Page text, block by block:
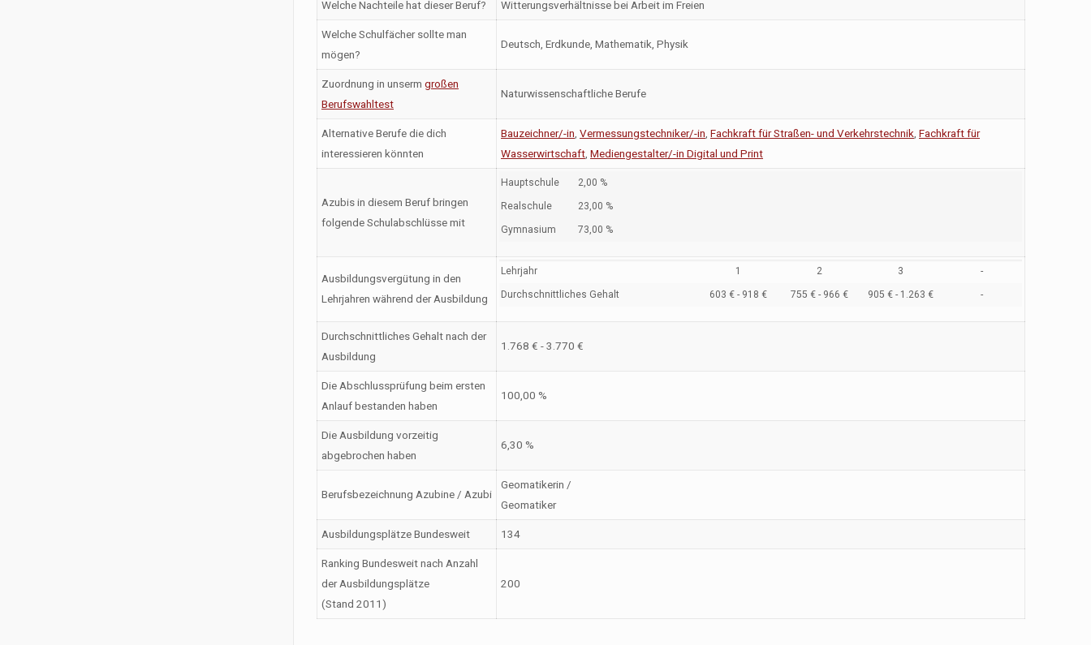
Welche Nachteile hat dieser Beruf? Witterungsverhältnisse bei Arbeit im Freien
Welche Schulfächer sollte man
mögen?
Deutsch, Erdkunde, Mathematik, Physik
Zuordnung in unserm großen
Berufswahltest
Naturwissenschaftliche Berufe
Alternative Berufe die dich
interessieren könnten
Bauzeichner/-in Vermessungstechniker/-in Fachkraft für Straßen- und Verkehrstechnik Fachkraft für
Wasserwirtschaft Mediengestalter/-in Digital und Print
Azubis in diesem Beruf bringen
folgende Schulabschlüsse mit
Hauptschule 2,00 %
Realschule 23,00 %
Gymnasium 73,00 %
Ausbildungsvergütung in den
Lehrjahren während der Ausbildung
Lehrjahr 1 2 3 -
Durchschnittliches Gehalt 603 € - 918 € 755 € - 966 € 905 € - 1.263 € -
Durchschnittliches Gehalt nach der
Ausbildung
1.768 € - 3.770 €
Die Abschlussprüfung beim ersten
Anlauf bestanden haben
100,00 %
Die Ausbildung vorzeitig
abgebrochen haben
6,30 %
Berufsbezeichnung Azubine / Azubi
Geomatikerin /
Geomatiker
Ausbildungsplätze Bundesweit 134
Ranking Bundesweit nach Anzahl
der Ausbildungsplätze
(Stand 2011)
200